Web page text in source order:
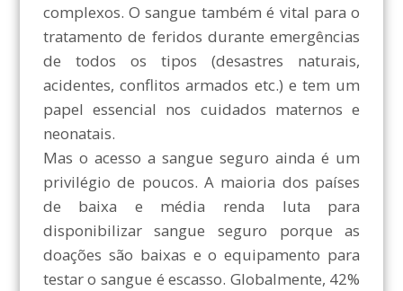
complexos. O sangue também é vital para o
tratamento de feridos durante emergências
de todos os tipos (desastres naturais,
acidentes, conflitos armados etc.) e tem um
papel essencial nos cuidados maternos e
neonatais.
Mas o acesso a sangue seguro ainda é um
privilégio de poucos. A maioria dos países
de baixa e média renda luta para
disponibilizar sangue seguro porque as
doações são baixas e o equipamento para
testar o sangue é escasso. Globalmente, 42%